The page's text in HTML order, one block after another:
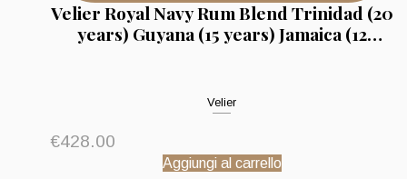
Velier Royal Navy Rum Blend Trinidad (20
years) Guyana (15 years) Jamaica (12
Velier
€428.00
Aggiungi al carrello